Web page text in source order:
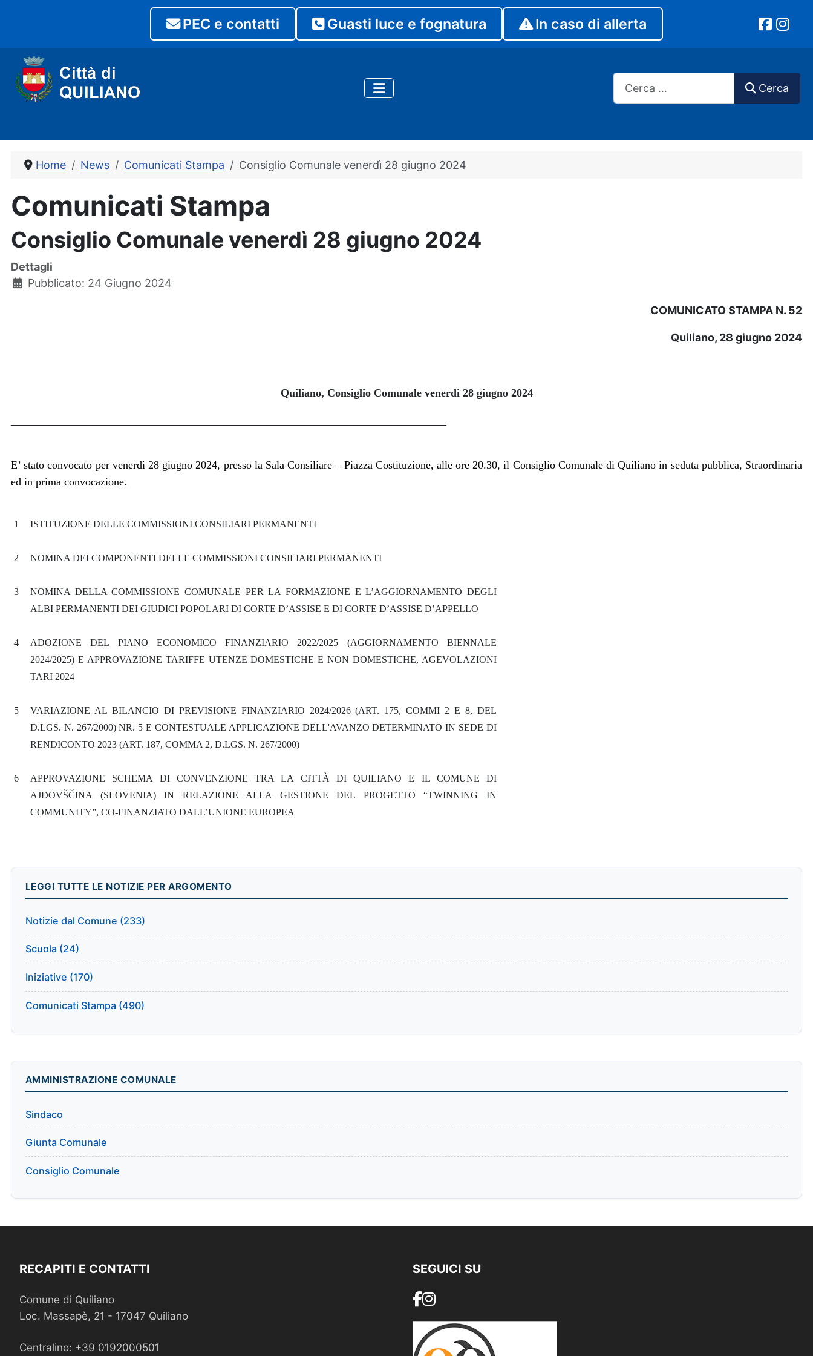
PEC e contatti Guasti luce e fognatura In caso di allerta
Cerca
Cerca
Home News Comunicati Stampa Consiglio Comunale venerdì 28 giugno 2024
Comunicati Stampa
Consiglio Comunale venerdì 28 giugno 2024
Dettagli
Pubblicato: 24 Giugno 2024
COMUNICATO STAMPA N. 52
Quiliano, 28 giugno 2024
Quiliano, Consiglio Comunale venerdì 28 giugno 2024
E’ stato convocato per venerdì 28 giugno 2024, presso la Sala Consiliare – Piazza Costituzione, alle ore 20.30, il Consiglio Comunale di Quiliano in seduta pubblica, Straordinaria
ed in prima convocazione.
1 ISTITUZIONE DELLE COMMISSIONI CONSILIARI PERMANENTI
2 NOMINA DEI COMPONENTI DELLE COMMISSIONI CONSILIARI PERMANENTI
3
NOMINA DELLA COMMISSIONE COMUNALE PER LA FORMAZIONE E L’AGGIORNAMENTO DEGLI
ALBI PERMANENTI DEI GIUDICI POPOLARI DI CORTE D’ASSISE E DI CORTE D’ASSISE D’APPELLO
4
ADOZIONE DEL PIANO ECONOMICO FINANZIARIO 2022/2025 (AGGIORNAMENTO BIENNALE
2024/2025) E APPROVAZIONE TARIFFE UTENZE DOMESTICHE E NON DOMESTICHE, AGEVOLAZIONI
TARI 2024
5
VARIAZIONE AL BILANCIO DI PREVISIONE FINANZIARIO 2024/2026 (ART. 175, COMMI 2 E 8, DEL
D.LGS. N. 267/2000) NR. 5 E CONTESTUALE APPLICAZIONE DELL'AVANZO DETERMINATO IN SEDE DI
RENDICONTO 2023 (ART. 187, COMMA 2, D.LGS. N. 267/2000)
6
APPROVAZIONE SCHEMA DI CONVENZIONE TRA LA CITTÀ DI QUILIANO E IL COMUNE DI
AJDOVŠČINA (SLOVENIA) IN RELAZIONE ALLA GESTIONE DEL PROGETTO “TWINNING IN
COMMUNITY”, CO-FINANZIATO DALL’UNIONE EUROPEA
LEGGI TUTTE LE NOTIZIE PER ARGOMENTO
Notizie dal Comune (233)
Scuola (24)
Iniziative (170)
Comunicati Stampa (490)
AMMINISTRAZIONE COMUNALE
Sindaco
Giunta Comunale
Consiglio Comunale
RECAPITI E CONTATTI
Comune di Quiliano
Loc. Massapè, 21 - 17047 Quiliano
Centralino: +39 0192000501
SEGUICI SU